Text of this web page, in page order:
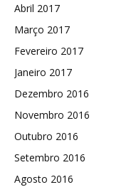
Abril 2017
Março 2017
Fevereiro 2017
Janeiro 2017
Dezembro 2016
Novembro 2016
Outubro 2016
Setembro 2016
Agosto 2016